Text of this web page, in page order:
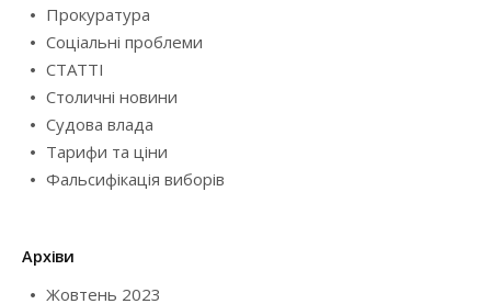
Прокуратура
Соціальні проблеми
СТАТТІ
Столичні новини
Судова влада
Тарифи та ціни
Фальсифікація виборів
Архіви
Жовтень 2023